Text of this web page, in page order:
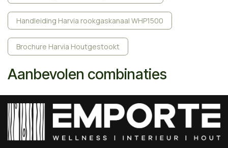
Handleiding Harvia rookgaskanaal WHP1500
Brochure Harvia Houtgestookt
Aanbevolen combinaties